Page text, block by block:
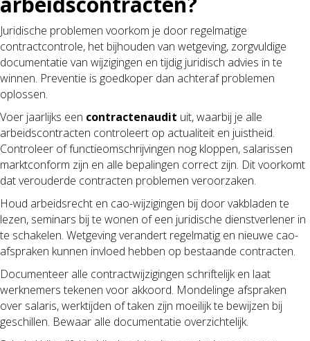
Juridische problemen voorkom je door regelmatige
contractcontrole, het bijhouden van wetgeving, zorgvuldige
documentatie van wijzigingen en tijdig juridisch advies in te
winnen. Preventie is goedkoper dan achteraf problemen
oplossen.
Voer jaarlijks een contractenaudit uit, waarbij je alle
arbeidscontracten controleert op actualiteit en juistheid.
Controleer of functieomschrijvingen nog kloppen, salarissen
marktconform zijn en alle bepalingen correct zijn. Dit voorkomt
dat verouderde contracten problemen veroorzaken.
Houd arbeidsrecht en cao-wijzigingen bij door vakbladen te
lezen, seminars bij te wonen of een juridische dienstverlener in
te schakelen. Wetgeving verandert regelmatig en nieuwe cao-
afspraken kunnen invloed hebben op bestaande contracten.
Documenteer alle contractwijzigingen schriftelijk en laat
werknemers tekenen voor akkoord. Mondelinge afspraken
over salaris, werktijden of taken zijn moeilijk te bewijzen bij
geschillen. Bewaar alle documentatie overzichtelijk.